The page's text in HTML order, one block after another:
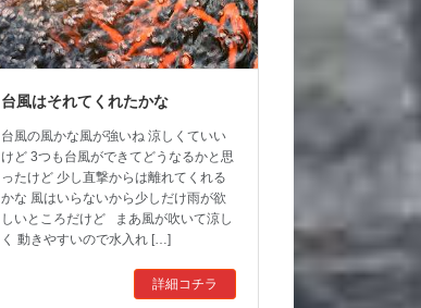
台風はそれてくれたかな
台風の風かな風が強いね 涼しくていい
けど 3つも台風ができてどうなるかと思
ったけど 少し直撃からは離れてくれる
かな 風はいらないから少しだけ雨が欲
しいところだけど まあ風が吹いて涼し
く 動きやすいので水入れ […]
詳細コチラ